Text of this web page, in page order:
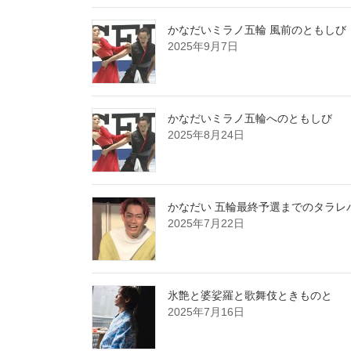
かなだいミラノ五輪 風前のともしび
2025年9月7日
かなだいミラノ五輪へのともしび
2025年8月24日
かなだい 五輪最終予選までのタラレ
2025年7月22日
氷艶と婆娑羅と歌舞伎ときものと
2025年7月16日